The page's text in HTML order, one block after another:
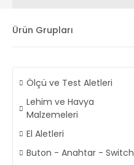
Ürün Grupları
Ölçü ve Test Aletleri
Lehim ve Havya
Malzemeleri
El Aletleri
Buton - Anahtar - Switch